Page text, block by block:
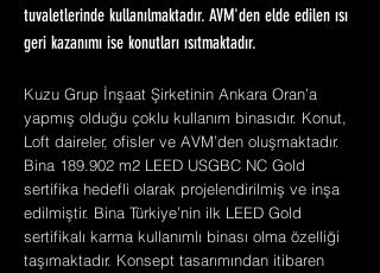
tuvaletlerinde kullanılmaktadır. AVM'den elde edilen ısı
geri kazanımı ise konutları ısıtmaktadır.
Kuzu Grup İnşaat Şirketinin Ankara Oran’a
yapmış olduğu çoklu kullanım binasıdır. Konut,
Loft daireler, ofisler ve AVM’den oluşmaktadır.
Bina 189.902 m2 LEED USGBC NC Gold
sertifika hedefli olarak projelendirilmiş ve inşa
edilmiştir. Bina Türkiye’nin ilk LEED Gold
sertifikalı karma kullanımlı binası olma özelliği
taşımaktadır. Konsept tasarımından itibaren